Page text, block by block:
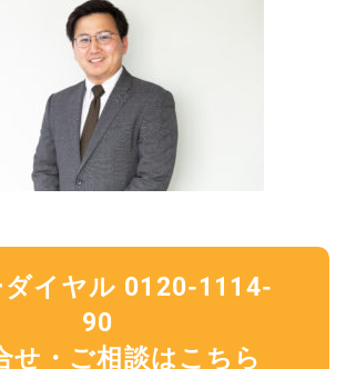
ダイヤル 0120-1114-
90
せ・ご相談はこちら